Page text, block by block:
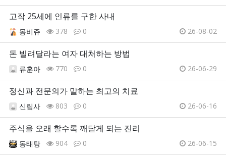
고작 25세에 인류를 구한 사내
몽비쥬 378 0 26-08-02
돈 빌려달라는 여자 대처하는 방법
류훈아 770 0 26-06-29
정신과 전문의가 말하는 최고의 치료
신림사 803 0 26-06-16
주식을 오래 할수록 깨닫게 되는 진리
동태탕 904 0 26-06-15